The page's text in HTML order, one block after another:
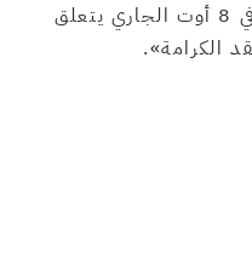
التكوين المهني والتشغيل مؤرخ في 8 أوت الجاري يتعلق
الكرامة».